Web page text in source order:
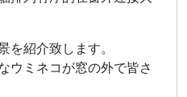
を紹介致します。
ウミネコが窓の外で皆さ